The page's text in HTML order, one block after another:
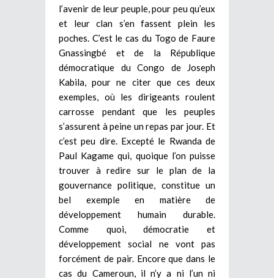
l’avenir de leur peuple, pour peu qu’eux
et leur clan s’en fassent plein les
poches. C’est le cas du Togo de Faure
Gnassingbé et de la République
démocratique du Congo de Joseph
Kabila, pour ne citer que ces deux
exemples, où les dirigeants roulent
carrosse pendant que les peuples
s’assurent à peine un repas par jour. Et
c’est peu dire. Excepté le Rwanda de
Paul Kagame qui, quoique l’on puisse
trouver à redire sur le plan de la
gouvernance politique, constitue un
bel exemple en matière de
développement humain durable.
Comme quoi, démocratie et
développement social ne vont pas
forcément de pair. Encore que dans le
cas du Cameroun, il n’y a ni l’un ni